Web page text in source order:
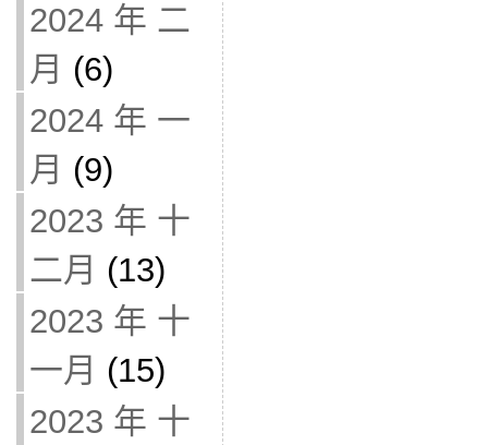
2024 年 二
月 (6)
2024 年 一
月 (9)
2023 年 十
二月 (13)
2023 年 十
一月 (15)
2023 年 十